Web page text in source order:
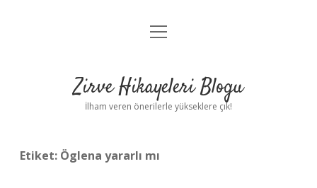
Anasayfa
Yasal Uyarı
menüyü
Zirve Hikayeleri Blogu
İlham veren önerilerle yükseklere çık!
Etiket: Öglena yararlı mı